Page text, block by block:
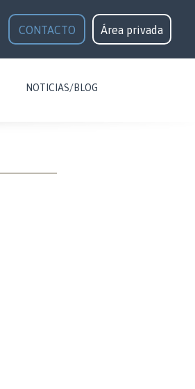
CONTACTO Área privada
NOTICIAS/BLOG